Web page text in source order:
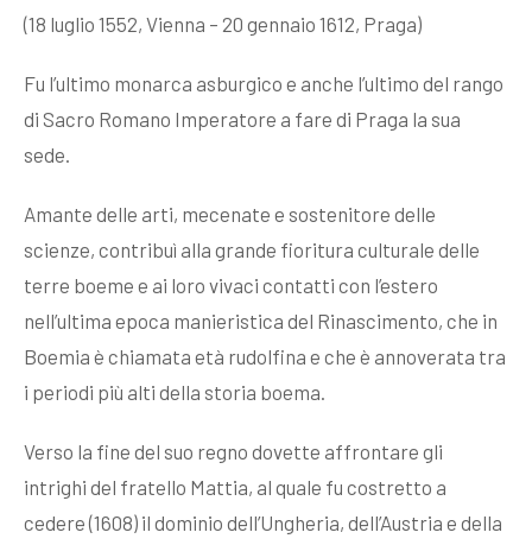
(18 luglio 1552, Vienna – 20 gennaio 1612, Praga)
Fu l’ultimo monarca asburgico e anche l’ultimo del rango
di Sacro Romano Imperatore a fare di Praga la sua
sede.
Amante delle arti, mecenate e sostenitore delle
scienze, contribuì alla grande fioritura culturale delle
terre boeme e ai loro vivaci contatti con l’estero
nell’ultima epoca manieristica del Rinascimento, che in
Boemia è chiamata età rudolfina e che è annoverata tra
i periodi più alti della storia boema.
Verso la fine del suo regno dovette affrontare gli
intrighi del fratello Mattia, al quale fu costretto a
cedere (1608) il dominio dell’Ungheria, dell’Austria e della